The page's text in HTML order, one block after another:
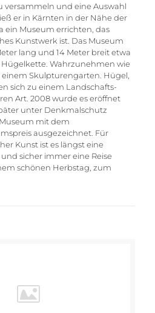
versammeln und eine Auswahl
er in Kärnten in der Nähe der
ein Museum errichten, das
Kunstwerk ist. Das Museum
lang und 14 Meter breit etwa
Wahrzunehmen wie
Skulpturengarten. Hügel,
sich zu einem Landschafts-
Art. 2008 wurde es eröffnet
unter Denkmalschutz
mit dem
ausgezeichnet. Für
Kunst ist es längst eine
sicher immer eine Reise
schönen Herbstag, zum